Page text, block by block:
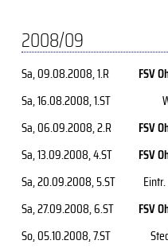
2008/09
Sa, 09.08.2008, 1.R FSV
Sa, 16.08.2008, 1.ST
Sa, 06.09.2008, 2.R FSV
Sa, 13.09.2008, 4.ST FSV
Sa, 20.09.2008, 5.ST
Sa, 27.09.2008, 6.ST FSV
So, 05.10.2008, 7.ST